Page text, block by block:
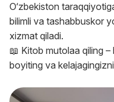
O‘zbekiston
bilimli va tashabbuskor
xizmat qiladi.
📖 Kitob mutolaa qiling
boyiting va